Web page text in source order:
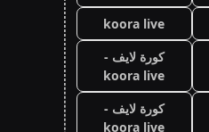
koora live
كورة لايف -
koora live
كورة لايف -
koora live